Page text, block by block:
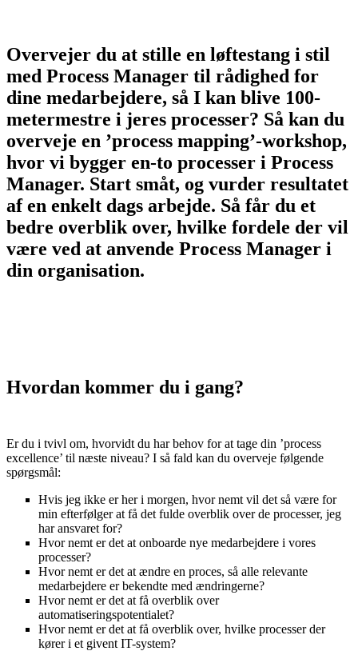
Overvejer du at stille en løftestang i stil
med Process Manager til rådighed for
dine medarbejdere, så I kan blive 100-
meter­mestre i jeres processer? Så kan du
overveje en ’process mapping’-work­shop,
hvor vi bygger en-to processer i Process
Manager. Start småt, og vurder resultatet
af en enkelt dags arbejde. Så får du et
bedre overblik over, hvilke fordele der vil
være ved at anvende Process Manager i
din organisation.
Hvordan kommer du i gang?
Er du i tvivl om, hvorvidt du har behov for at tage din ’process
excellence’ til næste niveau? I så fald kan du overveje følgende
spørgsmål:
Hvis jeg ikke er her i morgen, hvor nemt vil det så være for
min efterfølger at få det fulde overblik over de processer, jeg
har ansvaret for?
Hvor nemt er det at onboarde nye medarbejdere i vores
processer?
Hvor nemt er det at ændre en proces, så alle relevante
medarbejdere er bekendte med ændringerne?
Hvor nemt er det at få overblik over
automatiseringspotentialet?
Hvor nemt er det at få overblik over, hvilke processer der
kører i et givent IT-system?